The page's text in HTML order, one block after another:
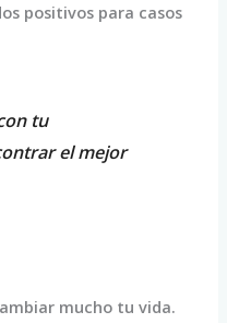
positivos para casos
tu
el mejor
mucho tu vida.